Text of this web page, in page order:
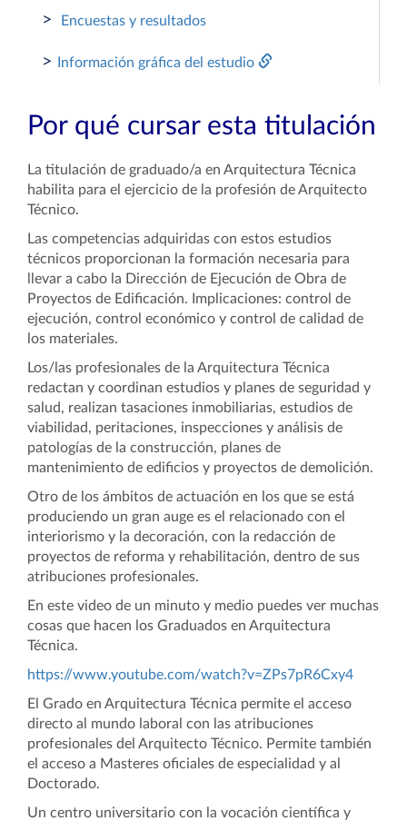
> Encuestas y resultados
> Información gráfica del estudio
Por qué cursar esta titulación
La titulación de graduado/a en Arquitectura Técnica
habilita para el ejercicio de la profesión de Arquitecto
Técnico.
Las competencias adquiridas con estos estudios
técnicos proporcionan la formación necesaria para
llevar a cabo la Dirección de Ejecución de Obra de
Proyectos de Edificación. Implicaciones: control de
ejecución, control económico y control de calidad de
los materiales.
Los/las profesionales de la Arquitectura Técnica
redactan y coordinan estudios y planes de seguridad y
salud, realizan tasaciones inmobiliarias, estudios de
viabilidad, peritaciones, inspecciones y análisis de
patologías de la construcción, planes de
mantenimiento de edificios y proyectos de demolición.
Otro de los ámbitos de actuación en los que se está
produciendo un gran auge es el relacionado con el
interiorismo y la decoración, con la redacción de
proyectos de reforma y rehabilitación, dentro de sus
atribuciones profesionales.
En este video de un minuto y medio puedes ver muchas
cosas que hacen los Graduados en Arquitectura
Técnica.
https://www.youtube.com/watch?v=ZPs7pR6Cxy4
El Grado en Arquitectura Técnica permite el acceso
directo al mundo laboral con las atribuciones
profesionales del Arquitecto Técnico. Permite también
el acceso a Masteres oficiales de especialidad y al
Doctorado.
Un centro universitario con la vocación científica y